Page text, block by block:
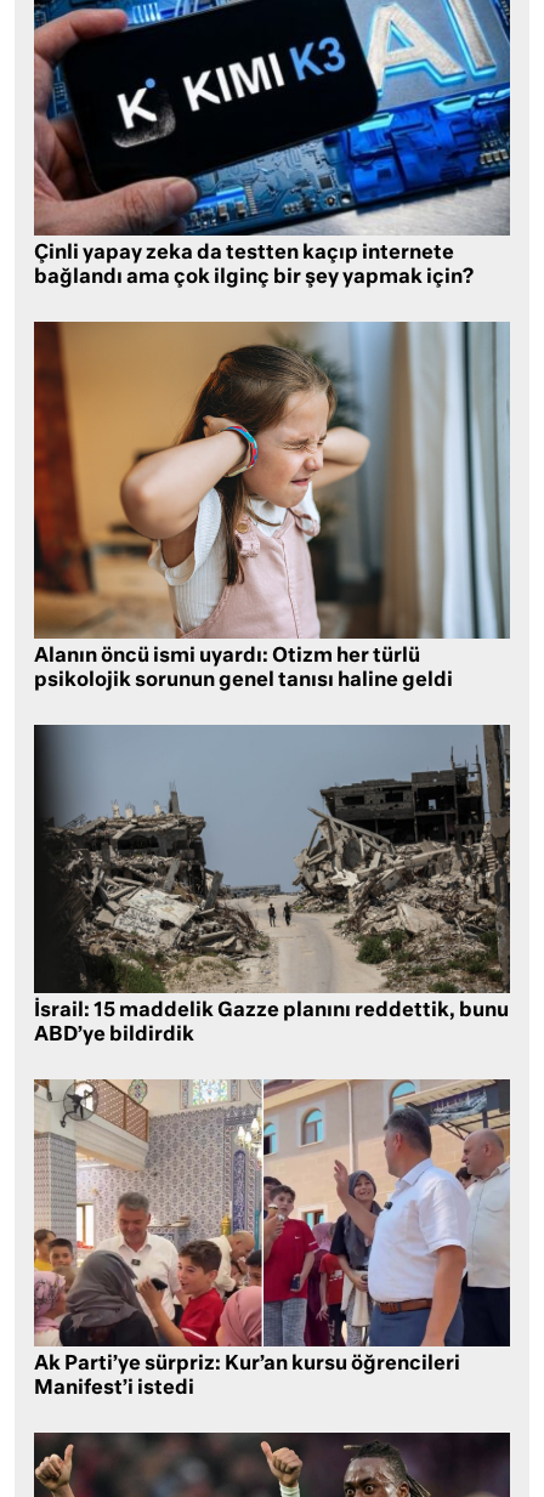
Çinli yapay zeka da testten kaçıp internete
bağlandı ama çok ilginç bir şey yapmak için?
Alanın öncü ismi uyardı: Otizm her türlü
psikolojik sorunun genel tanısı haline geldi
İsrail: 15 maddelik Gazze planını reddettik, bunu
ABD’ye bildirdik
Ak Parti’ye sürpriz: Kur’an kursu öğrencileri
Manifest’i istedi